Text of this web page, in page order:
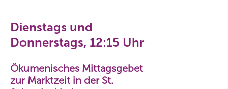
Dienstags und
Donnerstags, 12:15 Uhr
Ökumenisches Mittagsgebet
zur Marktzeit in der St.